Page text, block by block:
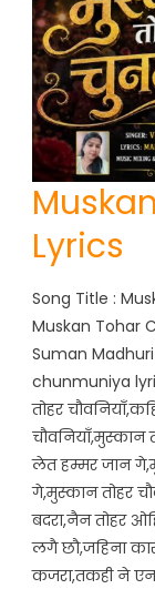
Lyrics
Song Title :
Muskan Tohar
Suman
chunmuniya
तोहर
चौवनियाँ,मुस्कान
लेत हम्मर जान
गे,मुस्कान तोहर
बदरा,नैन तोहर
लगै छौ,जहिना
कजरा,तकही ने